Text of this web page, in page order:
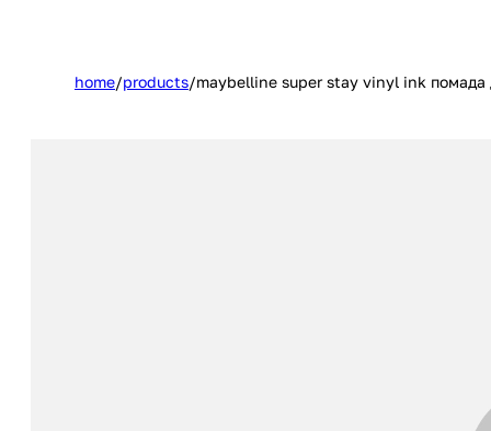
home/products/maybelline super stay vinyl ink помада